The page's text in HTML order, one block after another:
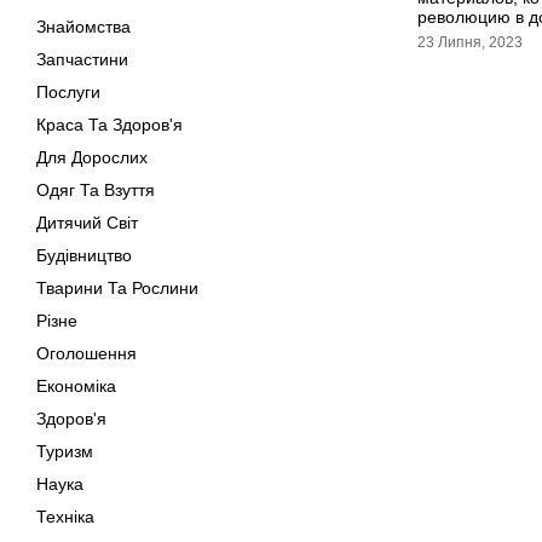
Знайомства
Запчастини
Послуги
Краса Та Здоров'я
Для Дорослих
Одяг Та Взуття
Дитячий Світ
Будівництво
Тварини Та Рослини
Різне
Оголошення
Економіка
Здоров'я
Туризм
Наука
Техніка
революцию в
23 Липня, 2023